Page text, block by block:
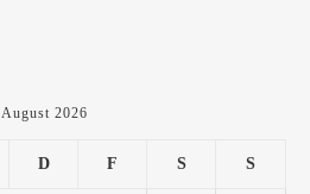
August 2026
D F S S